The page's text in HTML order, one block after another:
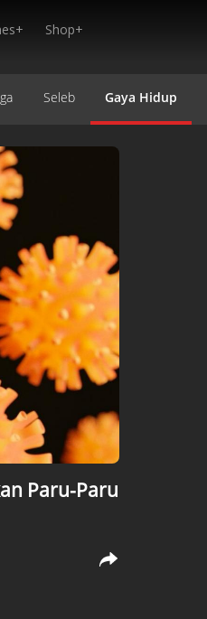
Shop+
Seleb Gaya Hidup
Paru-Paru